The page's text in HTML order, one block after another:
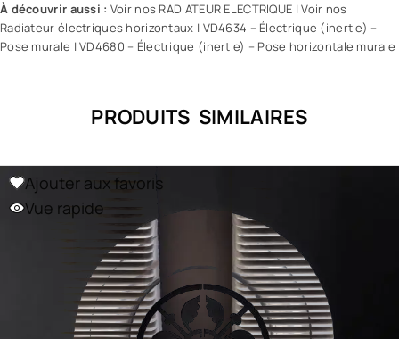
À découvrir aussi : Voir nos RADIATEUR ELECTRIQUE |Voir nos
Radiateur électriques horizontaux | VD4634 – Électrique (inertie) –
Pose murale |VD4680 – Électrique (inertie) – Pose horizontale murale
PRODUITS SIMILAIRES
Ajouter aux favoris
Vue rapide